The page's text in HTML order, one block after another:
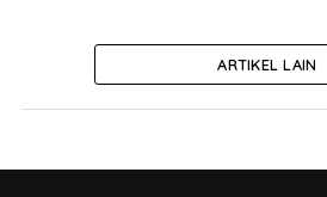
ARTIKEL LAIN